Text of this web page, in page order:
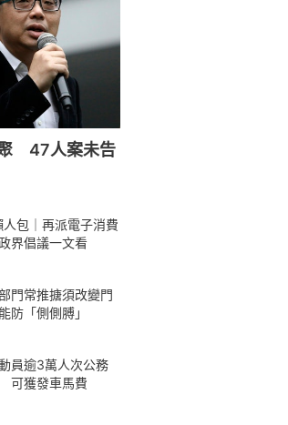
聚 47人案未告
包｜再派電子消費
界倡議一文看
門常推搪須改變門
「側側膊」
員逾3萬人次公務
可獲發車馬費